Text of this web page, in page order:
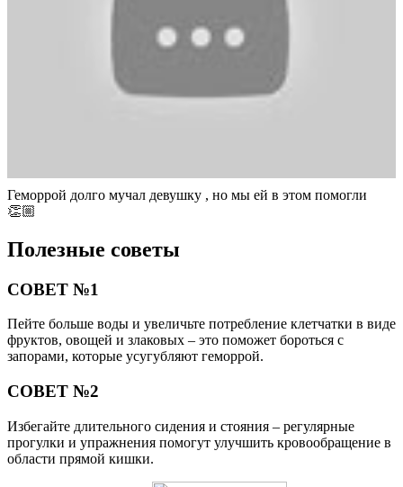
Геморрой долго мучал девушку , но мы ей в этом помогли
👏🏼
Полезные советы
СОВЕТ №1
Пейте больше воды и увеличьте потребление клетчатки в виде
фруктов, овощей и злаковых – это поможет бороться с
запорами, которые усугубляют геморрой.
СОВЕТ №2
Избегайте длительного сидения и стояния – регулярные
прогулки и упражнения помогут улучшить кровообращение в
области прямой кишки.